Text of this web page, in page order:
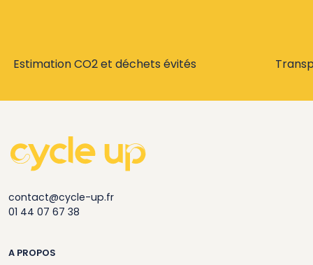
Estimation CO2 et déchets évités
contact@cycle-up.fr
01 44 07 67 38
A PROPOS